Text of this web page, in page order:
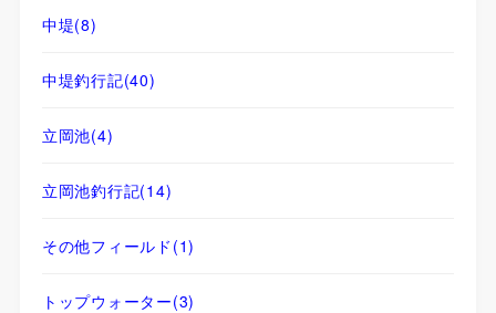
中堤(8)
中堤釣行記(40)
立岡池(4)
立岡池釣行記(14)
その他フィールド (1)
トップウォーター(3)